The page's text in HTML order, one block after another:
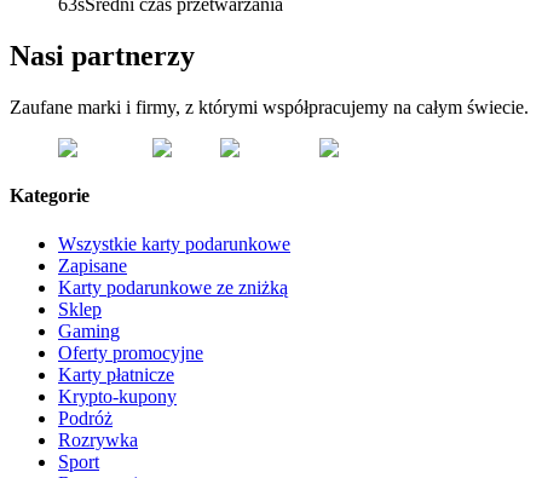
63sŚredni czas przetwarzania
Nasi partnerzy
Zaufane marki i firmy, z którymi współpracujemy na całym świecie.
Kategorie
Wszystkie karty podarunkowe
Zapisane
Karty podarunkowe ze zniżką
Sklep
Gaming
Oferty promocyjne
Karty płatnicze
Krypto-kupony
Podróż
Rozrywka
Sport